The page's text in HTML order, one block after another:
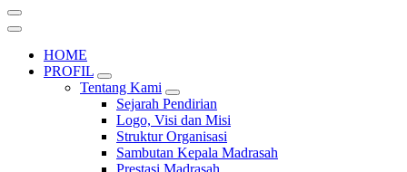
HOME
PROFIL
Tentang Kami
Sejarah Pendirian
Logo, Visi dan Misi
Struktur Organisasi
Sambutan Kepala Madrasah
Prestasi Madrasah